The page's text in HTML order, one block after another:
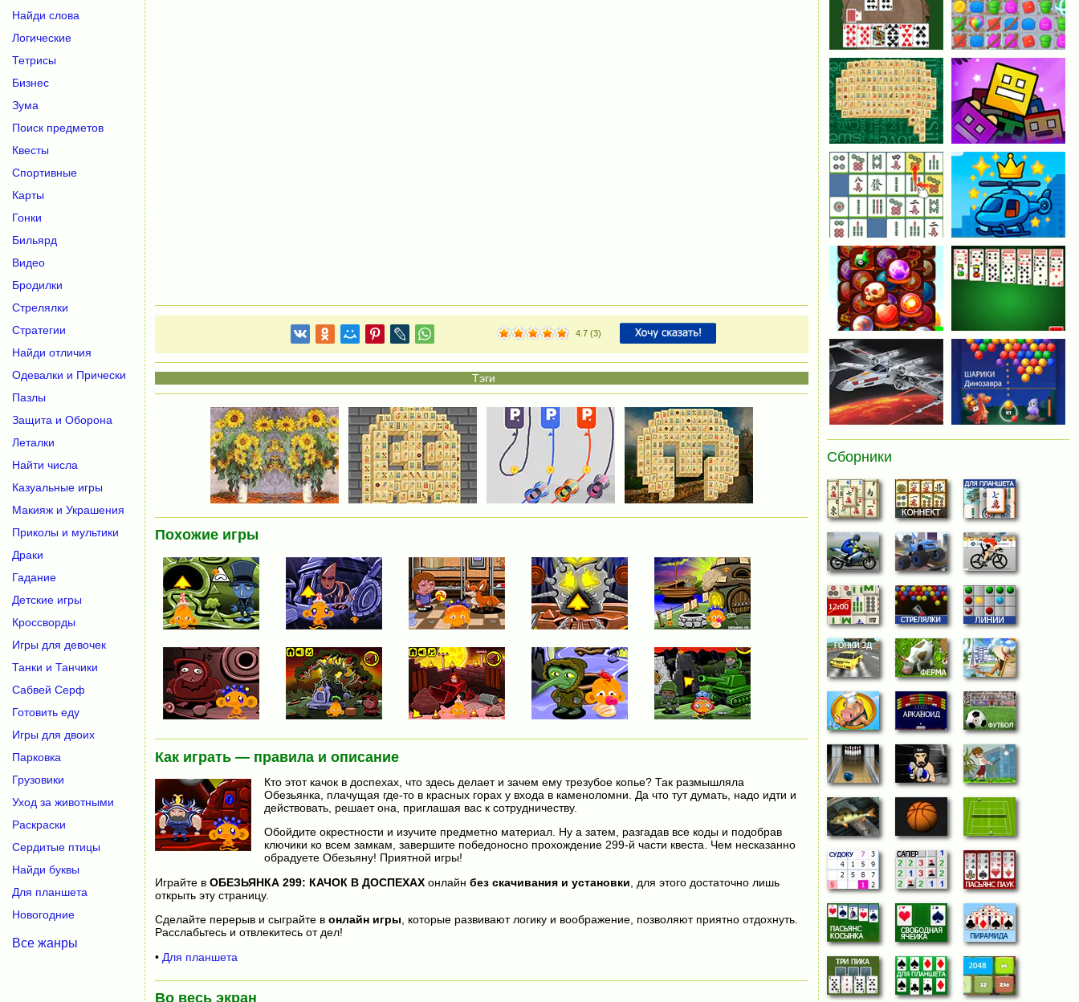
4.7 (3)
Похожие игры
Как играть — правила и описание
Кто этот качок в доспехах, что здесь делает и зачем ему трезубое копье? Так размышляла
Обезьянка, плачущая где-то в красных горах у входа в каменоломни. Да что тут думать, надо идти и
действовать, решает она, приглашая вас к сотрудничеству.
Обойдите окрестности и изучите предметно материал. Ну а затем, разгадав все коды и подобрав
ключики ко всем замкам, завершите победоносно прохождение 299-й части квеста. Чем несказанно
обрадуете Обезьяну! Приятной игры!
Играйте в ОБЕЗЬЯНКА 299: КАЧОК В ДОСПЕХАХонлайн без скачивания и установки , для этого достаточно лишь
открыть эту страницу.
Сделайте перерыв и сыграйте в онлайн игры , которые развивают логику и воображение, позволяют приятно отдохнуть.
Расслабьтесь и отвлекитесь от дел!
• Для планшета
Во весь экран
Найди слова
Логические
Тетрисы
Бизнес
Зума
Поиск предметов
Квесты
Спортивные
Карты
Гонки
Бильярд
Видео
Бродилки
Стрелялки
Стратегии
Найди отличия
Одевалки и Прически
Пазлы
Защита и Оборона
Леталки
Найти числа
Казуальные игры
Макияж и Украшения
Приколы и мультики
Драки
Гадание
Детские игры
Кроссворды
Игры для девочек
Танки и Танчики
Сабвей Серф
Готовить еду
Игры для двоих
Парковка
Грузовики
Уход за животными
Раскраски
Сердитые птицы
Найди буквы
Для планшета
Новогодние
Все жанры
Сборники